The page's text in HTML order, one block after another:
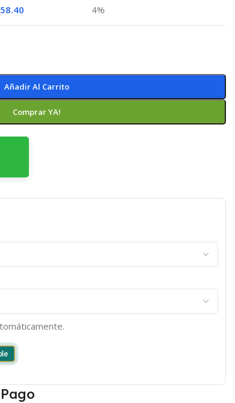
4%
Añadir Al Carrito
Comprar YA!